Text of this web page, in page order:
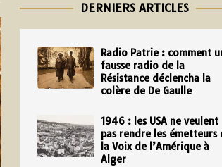
DERNIERS ARTICLES
Radio Patrie : comment
fausse radio de la
Résistance déclencha la
colère de De Gaulle
1946 : les USA ne veulent
pas rendre les émetteurs
la Voix de l’Amérique à
Alger